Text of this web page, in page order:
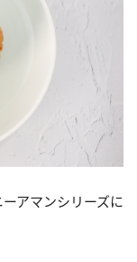
アマンシリーズに